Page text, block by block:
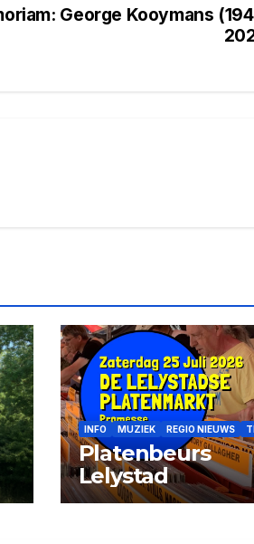
George Kooymans
INFO MUZIEK REGIO NIEUWS
Platenbeurs
Lelystad